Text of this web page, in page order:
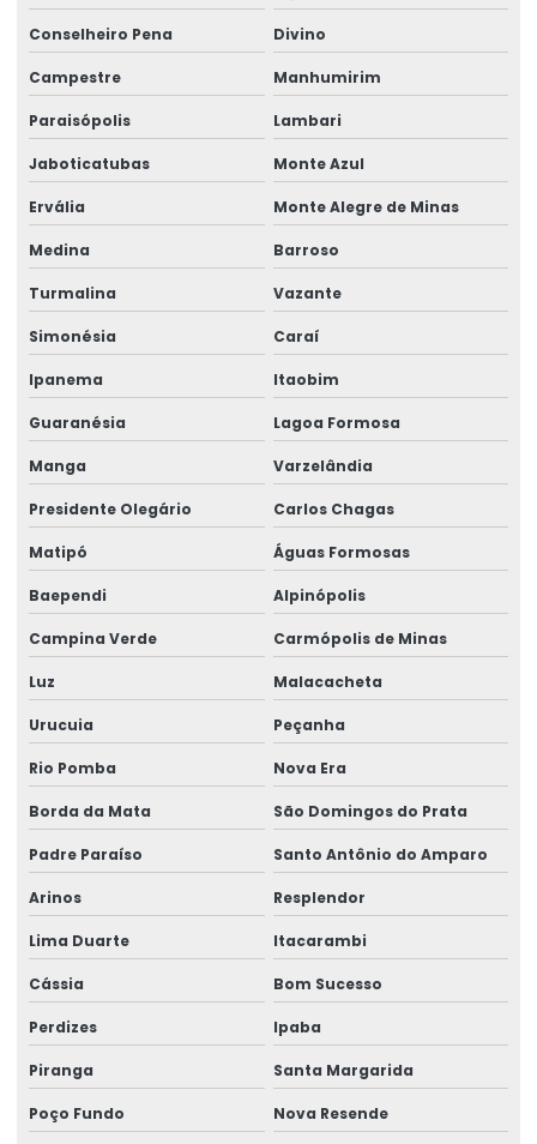
Conselheiro Pena Divino
Campestre Manhumirim
Paraisópolis Lambari
Jaboticatubas Monte Azul
Ervália Monte Alegre de Minas
Medina Barroso
Turmalina Vazante
Simonésia Caraí
Ipanema Itaobim
Guaranésia Lagoa Formosa
Manga Varzelândia
Presidente Olegário Carlos Chagas
Matipó Águas Formosas
Baependi Alpinópolis
Campina Verde Carmópolis de Minas
Luz Malacacheta
Urucuia Peçanha
Rio Pomba Nova Era
Borda da Mata São Domingos do Prata
Padre Paraíso Santo Antônio do Amparo
Arinos Resplendor
Lima Duarte Itacarambi
Cássia Bom Sucesso
Perdizes Ipaba
Piranga Santa Margarida
Poço Fundo Nova Resende